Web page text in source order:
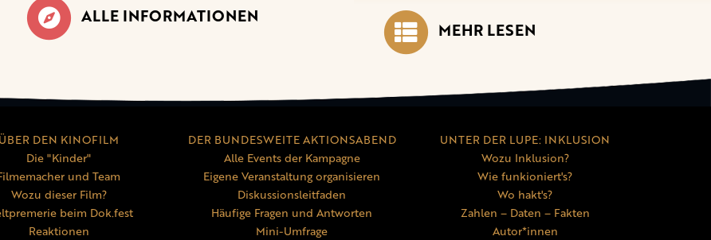
ALLE INFORMATIONEN
MEHR LESEN
ÜBER DEN KINOFILM
Die "Kinder"
und Team
Wozu dieser Film?
beim Dok.fest
Reaktionen
DER BUNDESWEITE AKTIONSABEND
Alle Events der Kampagne
Eigene Veranstaltung organisieren
Diskussionsleitfaden
Häufige Fragen und Antworten
Mini-Umfrage
UNTER DER LUPE: INKLUSION
Wozu Inklusion?
Wie funkioniert's?
Wo hakt's?
Zahlen – Daten – Fakten
Autor*innen